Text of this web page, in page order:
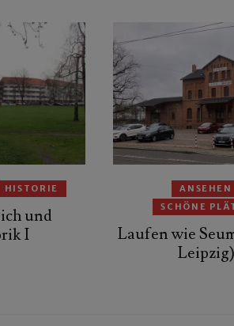
HISTORIE
und
I
ANSEHEN
SCHÖNE
Laufen wie
Leipzig)